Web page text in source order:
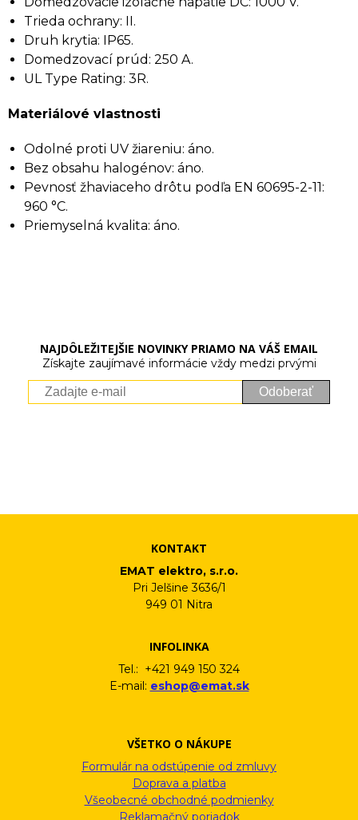
Trieda ochrany: II.
Druh krytia: IP65.
Domedzovací prúd: 250 A.
UL Type Rating: 3R.
Materiálové vlastnosti
Odolné proti UV žiareniu: áno.
Bez obsahu halogénov: áno.
Pevnosť žhaviaceho drôtu podľa EN 60695-2-11:
960 °C.
Priemyselná kvalita: áno.
NAJDÔLEŽITEJŠIE NOVINKY PRIAMO NA VÁŠ EMAIL
Získajte zaujímavé informácie vždy medzi prvými
Odoberať
KONTAKT
EMAT elektro, s.r.o.
Pri Jelšine 3636/1
949 01 Nitra
INFOLINKA
Tel.: +421 949 150 324
E-mail: eshop@emat.sk
VŠETKO O NÁKUPE
Formulár na odstúpenie od zmluvy
Doprava a platba
Všeobecné obchodné podmienky
Reklamačný poriadok